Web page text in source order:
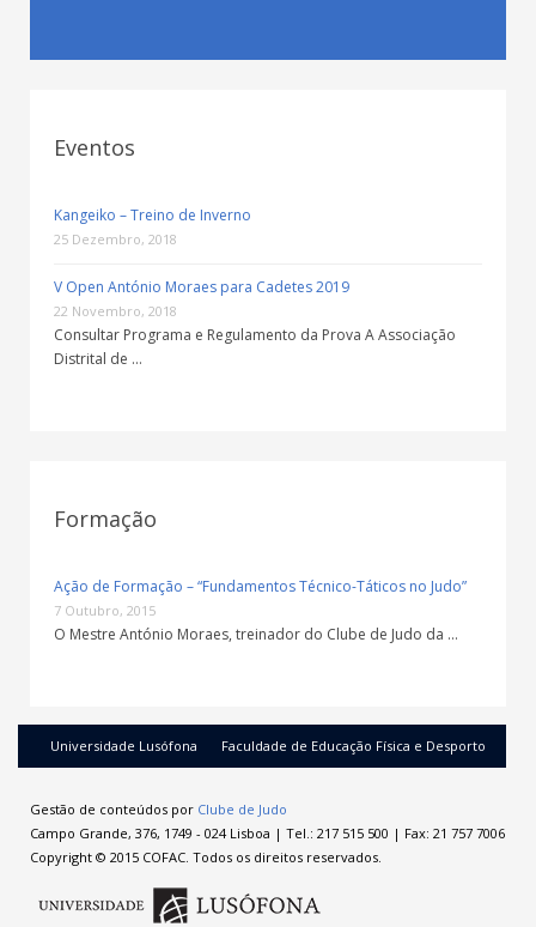
Eventos
Kangeiko – Treino de Inverno
25 Dezembro, 2018
V Open António Moraes para Cadetes 2019
22 Novembro, 2018
Consultar Programa e Regulamento da Prova A Associação
Distrital de …
Formação
Ação de Formação – “Fundamentos Técnico-Táticos no Judo”
7 Outubro, 2015
O Mestre António Moraes, treinador do Clube de Judo da …
Universidade Lusófona Faculdade de Educação Física e Desporto
Gestão de conteúdos por Clube de Judo
Campo Grande, 376, 1749 - 024 Lisboa | Tel.: 217 515 500 | Fax: 21 757 7006
Copyright © 2015 COFAC. Todos os direitos reservados.